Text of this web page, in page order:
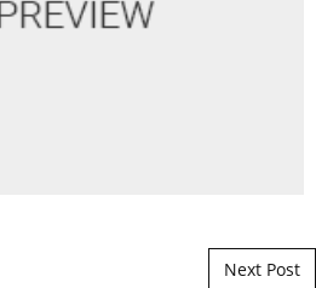
Next Post